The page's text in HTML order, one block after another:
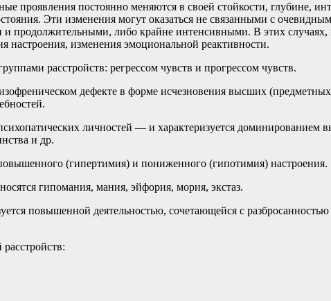
постоянно меняются в своей стойкости, глубине,
Эти изменения могут оказаться не связанными с
и продолжительными, либо крайне интенсивными. В этих
настроения, изменения эмоциональной реактивности.
расстройств: регрессом чувств и прогрессом чувств.
дефекте в форме исчезновения высших
личностей — и характеризуется доминированием
и др.
(гипертимия) и пониженного (гипотимия) настроения.
гипомания, мания, эйфория, мория, экстаз.
повышенной деятельностью, сочетающейся с